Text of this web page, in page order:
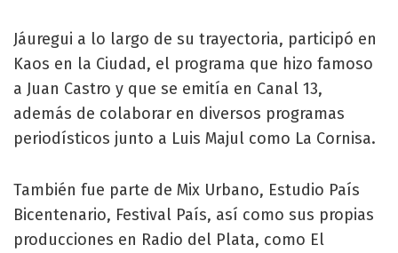
Jáuregui a lo largo de su trayectoria, participó en
Kaos en la Ciudad, el programa que hizo famoso
a Juan Castro y que se emitía en Canal 13,
además de colaborar en diversos programas
periodísticos junto a Luis Majul como La Cornisa.
También fue parte de Mix Urbano, Estudio País
Bicentenario, Festival País, así como sus propias
producciones en Radio del Plata, como El